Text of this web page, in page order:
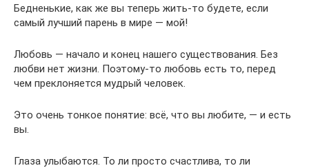
Бедненькие, как же вы теперь жить-то будете, если
самый лучший парень в мире — мой!
Любовь — начало и конец нашего существования. Без
любви нет жизни. Поэтому-то любовь есть то, перед
чем преклоняется мудрый человек.
Это очень тонкое понятие: всё, что вы любите, — и есть
вы.
Глаза улыбаются. То ли просто счастлива, то ли